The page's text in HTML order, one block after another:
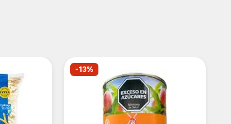
-13%